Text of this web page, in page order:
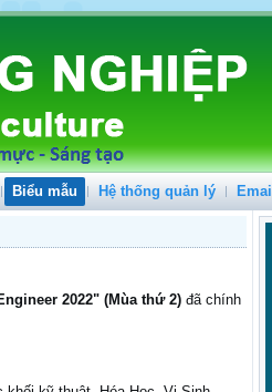
Biểu mẫu Hệ thống quản lý Email
2022" (Mùa thứ 2) đã chính